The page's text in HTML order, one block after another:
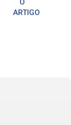
O
ARTIGO